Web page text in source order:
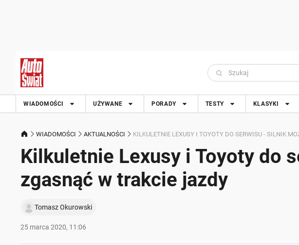
WIADOMOŚCI UŻYWANE PORADY TESTY KLASYKI
WIADOMOŚCI AKTUALNOŚCI KILKULETNIE LEXUSY I TOYOTY DO SERWISU - SILNIK
Kilkuletnie Lexusy i Toyoty do
zgasnąć w trakcie jazdy
Tomasz Okurowski
25 marca 2020, 11:06